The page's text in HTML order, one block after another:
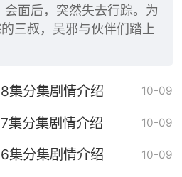
面后，突然失去行踪。为
三叔，吴邪与伙伴们踏上
集分集剧情介绍 10-09
集分集剧情介绍 10-09
集分集剧情介绍 10-09